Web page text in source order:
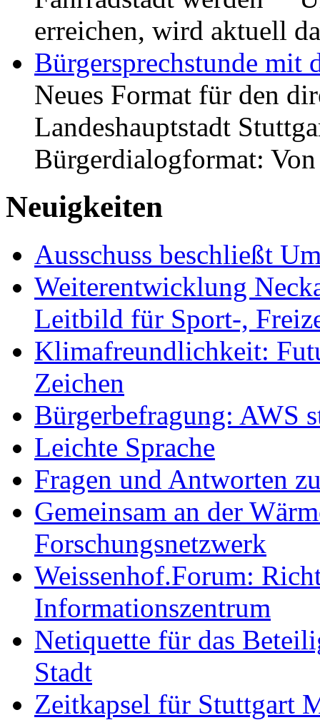
erreichen, wird aktuell
Bürgersprechstunde mit
Neues Format für den
Landeshauptstadt
Bürgerdialogformat:
Neuigkeiten
Ausschuss beschließt
Weiterentwicklung
Leitbild für Sport-,
Klimafreundlichkeit:
Zeichen
Bürgerbefragung: AWS
Leichte Sprache
Fragen und Antworten
Gemeinsam an der
Forschungsnetzwerk
Weissenhof.Forum:
Informationszentrum
Netiquette für das
Stadt
Zeitkapsel für Stuttgart